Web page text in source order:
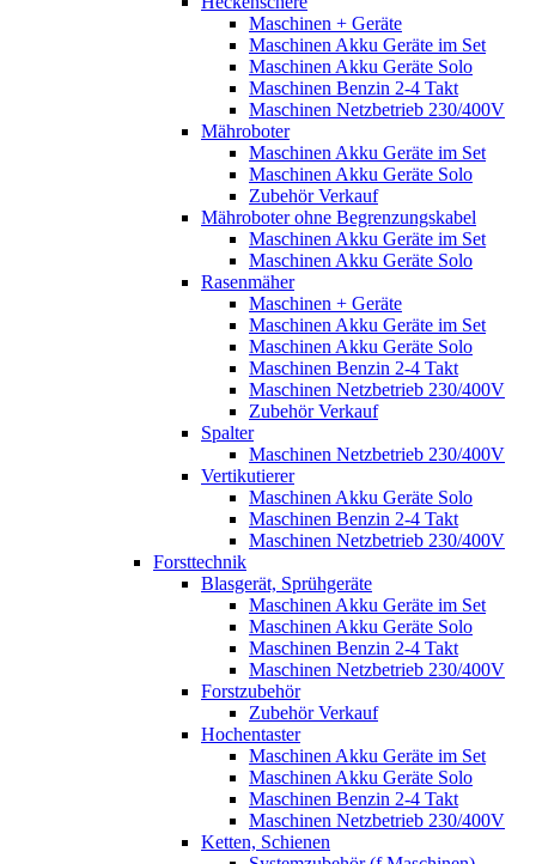
Maschinen + Geräte
Maschinen Akku Geräte im Set
Maschinen Akku Geräte Solo
Maschinen Benzin 2-4 Takt
Maschinen Netzbetrieb 230/400V
Mähroboter
Maschinen Akku Geräte im Set
Maschinen Akku Geräte Solo
Zubehör Verkauf
Mähroboter ohne Begrenzungskabel
Maschinen Akku Geräte im Set
Maschinen Akku Geräte Solo
Rasenmäher
Maschinen + Geräte
Maschinen Akku Geräte im Set
Maschinen Akku Geräte Solo
Maschinen Benzin 2-4 Takt
Maschinen Netzbetrieb 230/400V
Zubehör Verkauf
Spalter
Maschinen Netzbetrieb 230/400V
Vertikutierer
Maschinen Akku Geräte Solo
Maschinen Benzin 2-4 Takt
Maschinen Netzbetrieb 230/400V
Forsttechnik
Blasgerät, Sprühgeräte
Maschinen Akku Geräte im Set
Maschinen Akku Geräte Solo
Maschinen Benzin 2-4 Takt
Maschinen Netzbetrieb 230/400V
Forstzubehör
Zubehör Verkauf
Hochentaster
Maschinen Akku Geräte im Set
Maschinen Akku Geräte Solo
Maschinen Benzin 2-4 Takt
Maschinen Netzbetrieb 230/400V
Ketten, Schienen